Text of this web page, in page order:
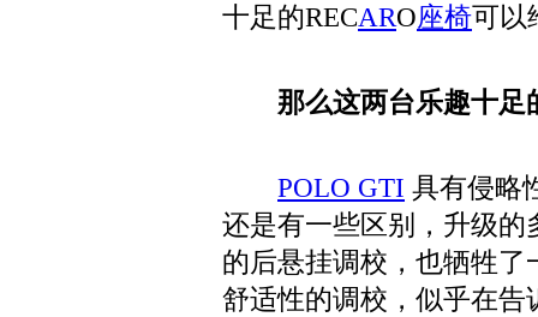
十足的RECARO座椅可以
那么这两台乐趣十足
POLO GTI 具有侵略
还是有一些区别，升级
的后悬挂调校，也牺牲
舒适性的调校，似乎在